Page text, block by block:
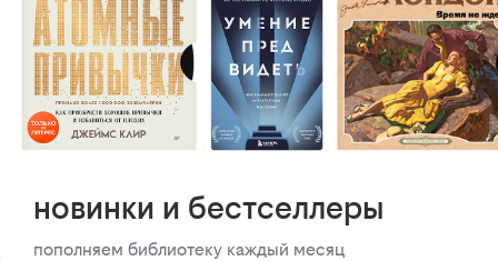
новинки и бестселлеры
пополняем библиотеку каждый месяц